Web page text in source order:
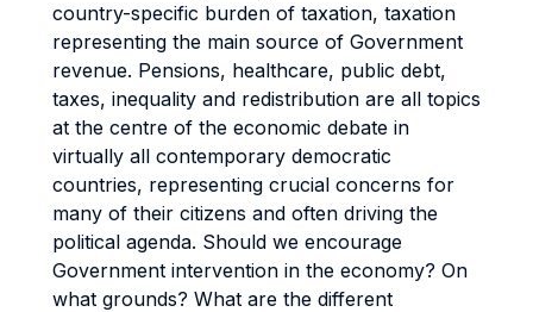
country-specific burden of taxation, taxation
representing the main source of Government
revenue. Pensions, healthcare, public debt,
taxes, inequality and redistribution are all topics
at the centre of the economic debate in
virtually all contemporary democratic
countries, representing crucial concerns for
many of their citizens and often driving the
political agenda. Should we encourage
Government intervention in the economy? On
what grounds? What are the different